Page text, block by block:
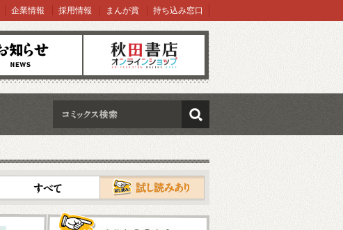
オンラインショップ
企業情報 採用情報 まんが賞 持ち込み窓口
検索
すべて